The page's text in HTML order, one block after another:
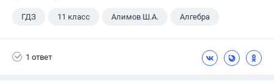
ГДЗ 11 класс Алимов Ш.А. Алгебра
1 ответ